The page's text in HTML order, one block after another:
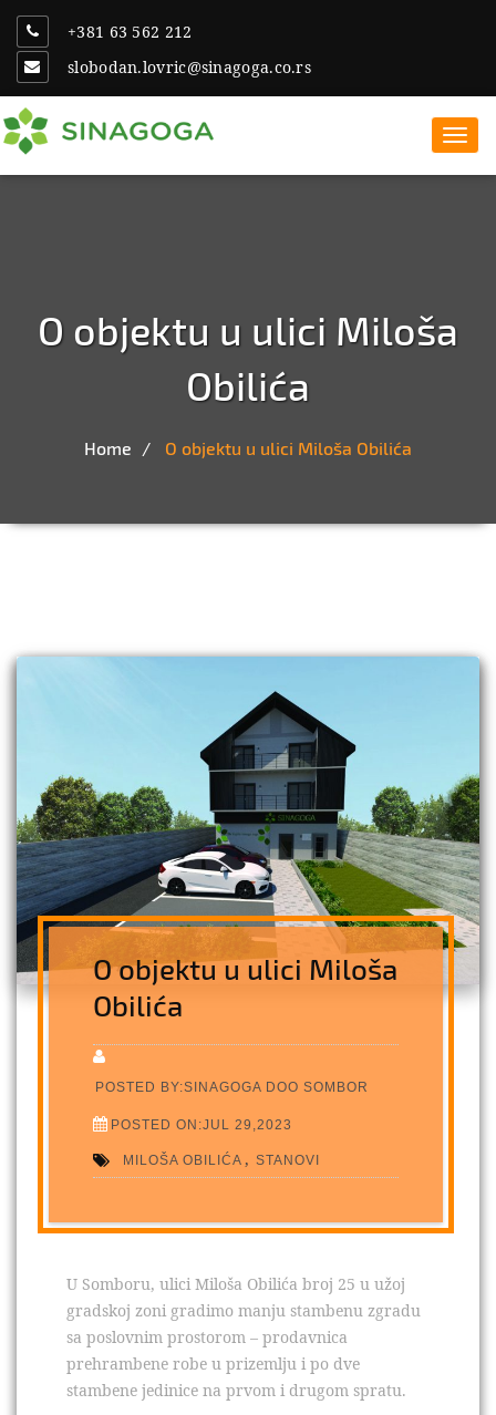
+381 63 562 212
slobodan.lovric@sinagoga.co.rs
Stanovi Sinagoga doo
Prodaja stanova Sombor
O objektu u ulici Miloša
Obilića
Home O objektu u ulici Miloša Obilića
O objektu u ulici Miloša
Obilića
POSTED BY:SINAGOGA DOO SOMBOR
POSTED ON:JUL 29,2023
MILOŠA OBILIĆA ,STANOVI
U Somboru, ulici Miloša Obilića broj 25 u užoj
gradskoj zoni gradimo manju stambenu zgradu
sa poslovnim prostorom – prodavnica
prehrambene robe u prizemlju i po dve
stambene jedinice na prvom i drugom spratu.